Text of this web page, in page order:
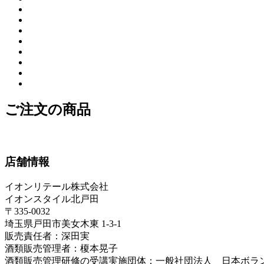
ご注文の商品
店舗情報
イオンリテール株式会社
イオンスタイル北戸田
〒335-0032
埼玉県戸田市美女木東 1-3-1
販売責任者：深田実
酒類販売管理者：榎本晃子
酒類販売管理研修の受講実施団体：一般社団法人 日本ボラ